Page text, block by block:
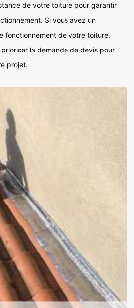
de votre toiture pour garantir
Si vous avez un
fonctionnement de votre toiture,
la demande de devis pour
projet.